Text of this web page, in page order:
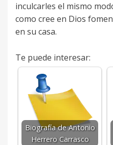
inculcarles el mismo
como cree en Dios
en su casa.
Te puede interesar:
Biografía de Antonio
Herrero Carrasco